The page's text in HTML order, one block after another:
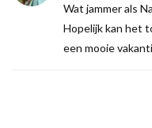
Wat jammer als
Hopelijk kan het
een mooie